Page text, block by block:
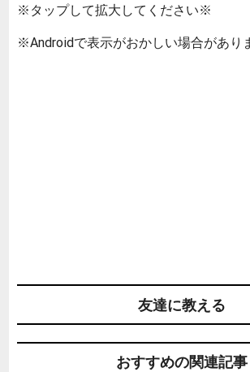
※タップして拡大してください※
※Androidで表示がおかしい場合があり
友達に教える
おすすめの関連記事